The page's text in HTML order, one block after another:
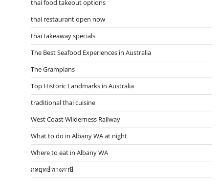
thai food takeout options
thai restaurant open now
thai takeaway specials
The Best Seafood Experiences in Australia
The Grampians
Top Historic Landmarks in Australia
traditional thai cuisine
West Coast Wilderness Railway
What to do in Albany WA at night
Where to eat in Albany WA
กลยุทธ์ทางภาษี